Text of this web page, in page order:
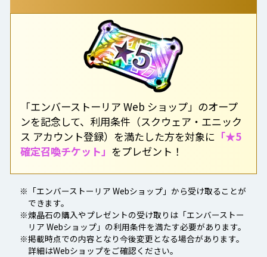
「エンバーストーリア Web ショップ」のオープ
ンを記念して、利用条件（スクウェア・エニック
ス アカウント登録）を満たした方を対象に 「★5
確定召喚チケット」 をプレゼント！
※「エンバーストーリア Webショップ」から受け取ることが
できます。
※煉晶石の購入やプレゼントの受け取りは「エンバーストー
リア Webショップ」の利用条件を満たす必要があります。
※掲載時点での内容となり今後変更となる場合があります。
詳細はWebショップをご確認ください。